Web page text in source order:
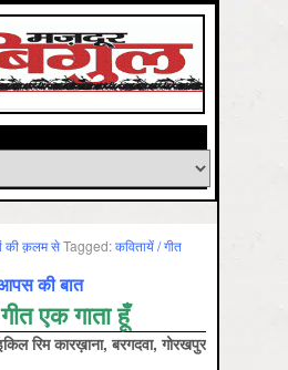
की क़लम सेTagged:कवितायें / गीत
की बात
एक गाता हूँ
रिम कारख़ाना, बरगदवा, गोरखपुर